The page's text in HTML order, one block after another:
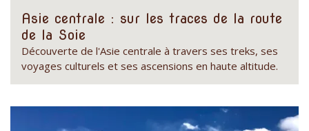
Asie centrale : sur les traces de la route
de la Soie
Découverte de l'Asie centrale à travers ses treks, ses
voyages culturels et ses ascensions en haute altitude.